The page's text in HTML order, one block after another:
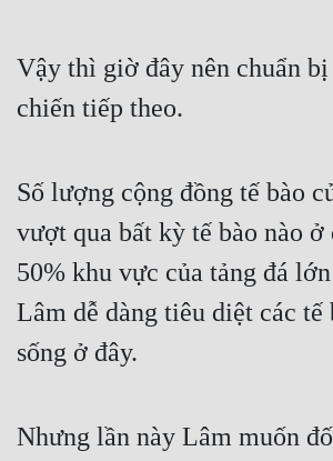
Vậy thì giờ đây nên chuẩn bị
chiến tiếp theo.
Số lượng cộng đồng tế bào
vượt qua bất kỳ tế bào nào ở
50% khu vực của tảng đá
Lâm dễ dàng tiêu diệt các tế
sống ở đây.
Nhưng lần này Lâm muốn